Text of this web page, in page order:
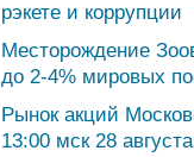
рэкете и коррупции
Месторождение
до 2-4% мировых
Рынок акций
13:00 мск 28